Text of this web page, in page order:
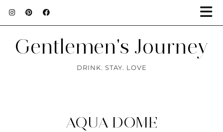
Gentlemen's Journey
DRINK. STAY. LOVE
AQUA DOME